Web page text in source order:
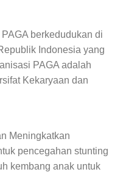
berkedudukan di
Indonesia yang
PAGA adalah
Kekaryaan dan
Meningkatkan
pencegahan stunting
kembang anak untuk